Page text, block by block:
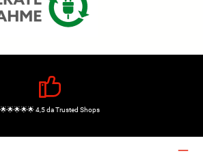
🌟🌟🌟🌟🌟 4,5 da Trusted Shops